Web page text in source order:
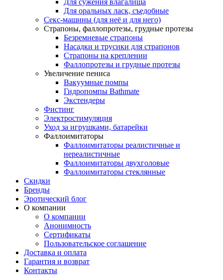
Для сужения влагалища
Для оральных ласк, съедобные
Секс-машины (для неё и для него)
Страпоны, фаллопротезы, грудные протезы
Безремневые страпоны
Насадки и трусики для страпонов
Страпоны на креплении
Фаллопротезы и грудные протезы
Увеличение пениса
Вакуумные помпы
Гидропомпы Bathmate
Экстендеры
Фистинг
Электростимуляция
Уход за игрушками, батарейки
Фаллоимитаторы
Фаллоимитаторы реалистичные и
нереалистичные
Фаллоимитаторы двухголовые
Фаллоимитаторы стеклянные
Скидки
Бренды
Эротический блог
О компании
О компании
Анонимность
Сертификаты
Пользовательское соглашение
Доставка и оплата
Гарантия и возврат
Контакты